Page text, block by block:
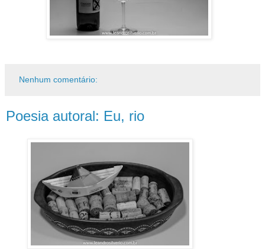
Nenhum comentário:
Poesia autoral: Eu, rio